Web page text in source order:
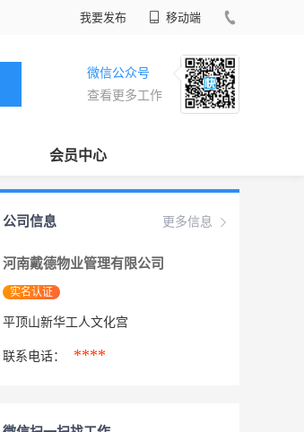
我要发布 移动端
微信公众号
查看更多工作
会员中心
更多信息
公司信息
河南戴德物业管理有限公司
实名认证
平顶山新华工人文化宫
联系电话： ****